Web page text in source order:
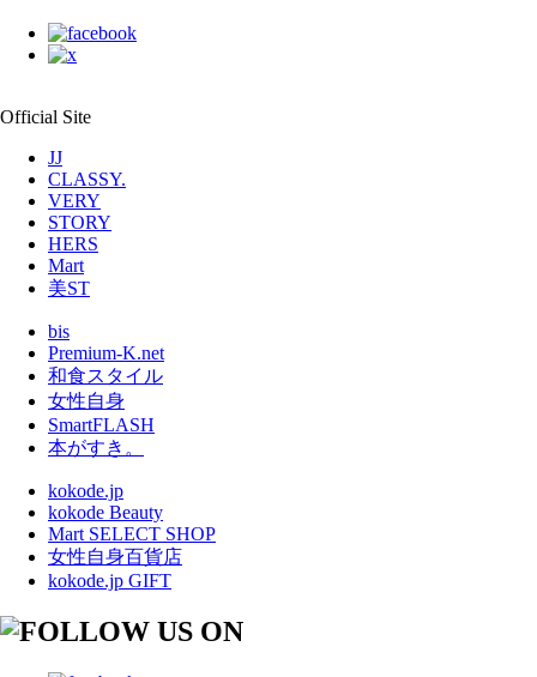
Official Site
JJ
CLASSY.
VERY
STORY
HERS
Mart
美ST
bis
Premium-K.net
和食スタイル
女性自身
SmartFLASH
本がすき。
kokode.jp
kokode Beauty
Mart SELECT SHOP
女性自身百貨店
kokode.jp GIFT